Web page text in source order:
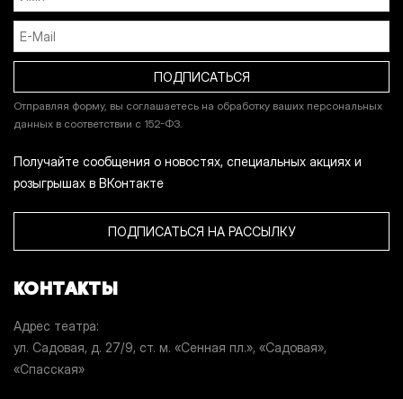
Отправляя форму, вы соглашаетесь на обработку ваших персональных
данных в соответствии с 152-ФЗ.
Получайте сообщения о новостях, специальных акциях и
розыгрышах в ВКонтакте
ПОДПИСАТЬСЯ НА РАССЫЛКУ
КОНТАКТЫ
Адрес театра
ул. Садовая, д. 27/9, ст. м. «Сенная пл.», «Садовая»,
«Спасская»